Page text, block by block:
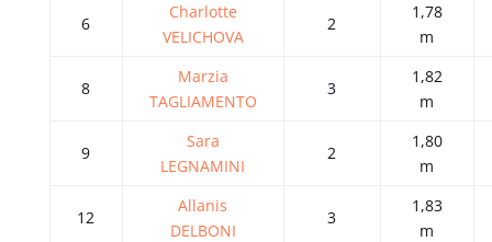
6
Charlotte
VELICHOVA
2
1,78
m
8
Marzia
TAGLIAMENTO
3
1,82
m
9
Sara
LEGNAMINI
2
1,80
m
12
Allanis
DELBONI
3
1,83
m